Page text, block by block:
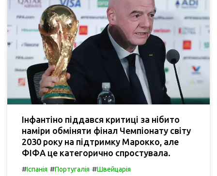
Інфантіно піддався критиці за нібито
наміри обміняти фінал Чемпіонату світу
2030 року на підтримку Марокко, але
ФІФА це категорично спростувала.
#Іспанія #Португалія #Швейцарія